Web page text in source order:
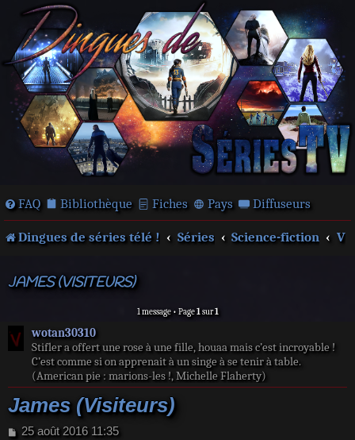
FAQ Bibliothèque Fiches Pays Diffuseurs
Dingues de séries télé ! Séries Science-fiction V
JAMES (VISITEURS)
1 message • Page1sur1
wotan30310
Stifler a offert une rose à une fille, houaa mais c’est incroyable !
C’est comme si on apprenait à un singe à se tenir à table.
(American pie : marions-les !, Michelle Flaherty)
James (Visiteurs)
M
25 août 2016 11:35